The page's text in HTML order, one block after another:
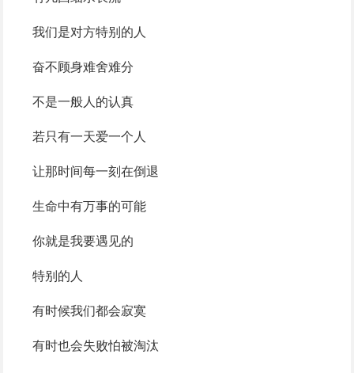
我们是对方特别的人
奋不顾身难舍难分
不是一般人的认真
若只有一天爱一个人
让那时间每一刻在倒退
生命中有万事的可能
你就是我要遇见的
特别的人
有时候我们都会寂寞
有时也会失败怕被淘汰